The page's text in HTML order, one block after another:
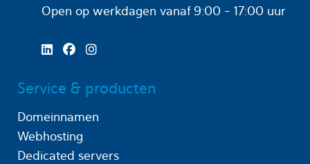
Open op werkdagen
vanaf 9:00 - 17:00 uur
Service & producten
Domeinnamen
Webhosting
Dedicated servers